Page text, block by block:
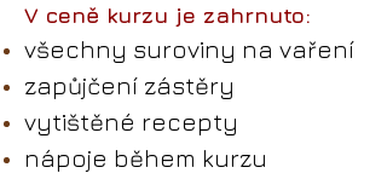
V ceně kurzu je zahrnuto:
všechny suroviny na vaření
zapůjčení zástěry
vytištěné recepty
nápoje během kurzu